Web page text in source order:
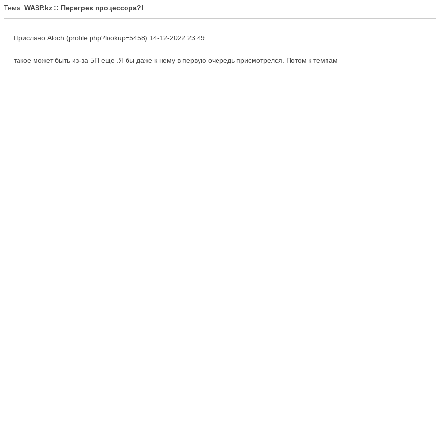
Тема: WASP.kz :: Перегрев процессора?!
Прислано Aloch 14-12-2022 23:49
такое может быть из-за БП еще .Я бы даже к нему в первую очередь присмотрелся. Потом к темпам